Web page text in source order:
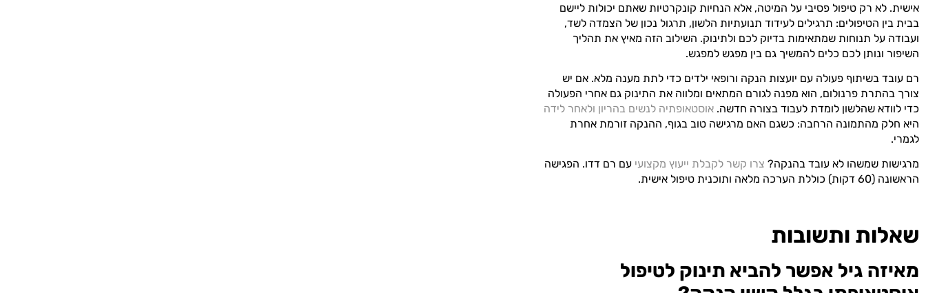
אישית. לא רק טיפול פסיבי על המיטה, אלא הנחיות קונקרטיות שאתם יכולות ליישם
בבית בין הטיפולים: תרגילים לעידוד תנועתיות הלשון, תרגול נכון של הצמדה לשד,
ועבודה על תנוחות שמתאימות בדיוק לכם ולתינוק. השילוב הזה מאיץ את תהליך
השיפור ונותן לכם כלים להמשיך גם בין מפגש למפגש.
רם עובד בשיתוף פעולה עם יועצות הנקה ורופאי ילדים כדי לתת מענה מלא. אם יש
צורך בהתרת פרנולום, הוא מפנה לגורם המתאים ומלווה את התינוק גם אחרי הפעולה
כדי לוודא שהלשון לומדת לעבוד בצורה חדשה. אוסטאופתיה לנשים בהריון ולאחר לידה
היא חלק מהתמונה הרחבה: כשגם האם מרגישה טוב בגוף, ההנקה זורמת אחרת
לגמרי.
מרגישות שמשהו לא עובד בהנקה? צרו קשר לקבלת ייעוץ מקצועי עם רם דדו. הפגישה
הראשונה (60 דקות) כוללת הערכה מלאה ותוכנית טיפול אישית.
שאלות ותשובות
מאיזה גיל אפשר להביא תינוק לטיפול